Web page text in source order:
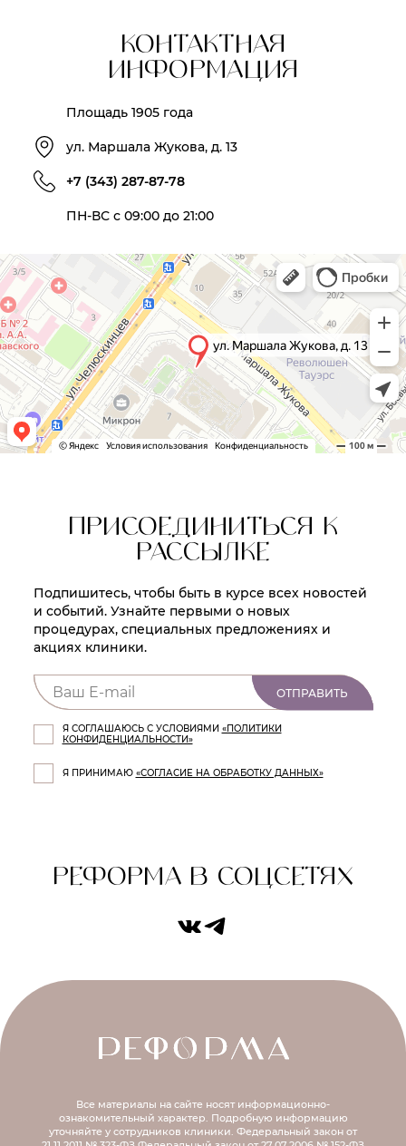
КОНТАКТНАЯ
ИНФОРМАЦИЯ
Площадь 1905 года
ул. Маршала Жукова, д. 13
+7 (343) 287-87-78
ПН-ВС с 09:00 до 21:00
ПРИСОЕДИНИТЬСЯ К
РАССЫЛКЕ
Подпишитесь, чтобы быть в курсе всех новостей
и событий. Узнайте первыми о новых
процедурах, специальных предложениях и
акциях клиники.
ОТПРАВИТЬ
Я СОГЛАШАЮСЬ С УСЛОВИЯМИ «ПОЛИТИКИ
КОНФИДЕНЦИАЛЬНОСТИ»
Я ПРИНИМАЮ «СОГЛАСИЕ НА ОБРАБОТКУ ДАННЫХ»
РЕФОРМА В СОЦСЕТЯХ
Все материалы на сайте носят информационно-
ознакомительный характер. Подробную информацию
уточняйте у сотрудников клиники. Федеральный закон от